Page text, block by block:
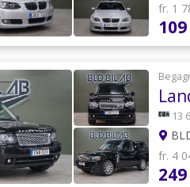
fr. 1
13
fr. 4